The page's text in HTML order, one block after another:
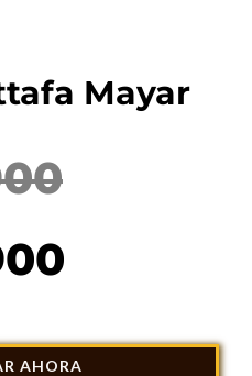
Mayar
Original
price
$ 169.900.
$ 134.900.
AHORA